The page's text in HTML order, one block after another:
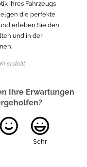
Ihres Fahrzeugs
die perfekte
erleben Sie den
und in der
erstellt
Ihre Erwartungen
Sehr